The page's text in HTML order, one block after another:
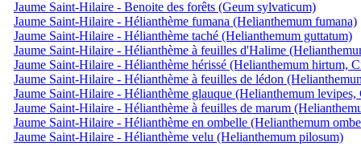
Jaume Saint-Hilaire - Benoite des forêts (Geum sylvaticum)
Jaume Saint-Hilaire - Hélianthème fumana (Helianthemum fumana)
Jaume Saint-Hilaire - Hélianthème taché (Helianthemum guttatum)
Jaume Saint-Hilaire - Hélianthème à feuilles d'Halime
Jaume Saint-Hilaire - Hélianthème hérissé (Helianthemum hirtum,
Jaume Saint-Hilaire - Hélianthème à feuilles de lédon
Jaume Saint-Hilaire - Hélianthème glauque (Helianthemum levipes,
Jaume Saint-Hilaire - Hélianthème à feuilles de marum
Jaume Saint-Hilaire - Hélianthème en ombelle (Helianthemum
Jaume Saint-Hilaire - Hélianthème velu (Helianthemum pilosum)